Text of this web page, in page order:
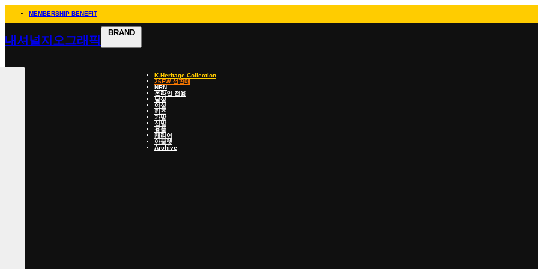
MEMBERSHIP BENEFIT
내셔널지오그래픽
BRAND
K-Heritage Collection
26FW 선판매
NRN
온라인 전용
남성
여성
키즈
가방
신발
용품
캐리어
아울렛
Archive